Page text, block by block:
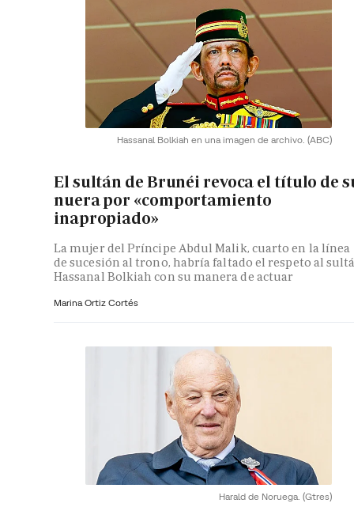
Hassanal Bolkiah en una imagen de archivo. (ABC)
El sultán de Brunéi revoca el título de
nuera por «comportamiento
inapropiado»
La mujer del Príncipe Abdul Malik, cuarto en la línea
de sucesión al trono, habría faltado el respeto al
Hassanal Bolkiah con su manera de actuar
Marina Ortiz Cortés
Harald de Noruega. (Gtres)